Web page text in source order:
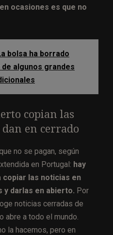
ocasiones es que no
bolsa ha borrado
algunos grandes
copian las
en cerrado
no se pagan, según
en Portugal: hay
copiar las noticias en
y darlas en abierto. Por
noticias cerradas de
abre a todo el mundo.
la hacemos, pero en